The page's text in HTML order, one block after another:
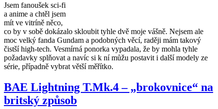
Jsem fanoušek sci-fi
a anime a chtěl jsem
mít ve vitríně něco,
co by v sobě dokázalo skloubit tyhle dvě moje vášně. Nejsem ale
moc velký fanda Gundam a podobných věcí, raději mám takový
čistší high-tech. Vesmírná ponorka vypadala, že by mohla tyhle
požadavky splňovat a navíc si k ní můžu postavit i další modely ze
série, případně vybrat větší měřítko.
BAE Lightning T.Mk.4 – „brokovnice“ na
britský způsob